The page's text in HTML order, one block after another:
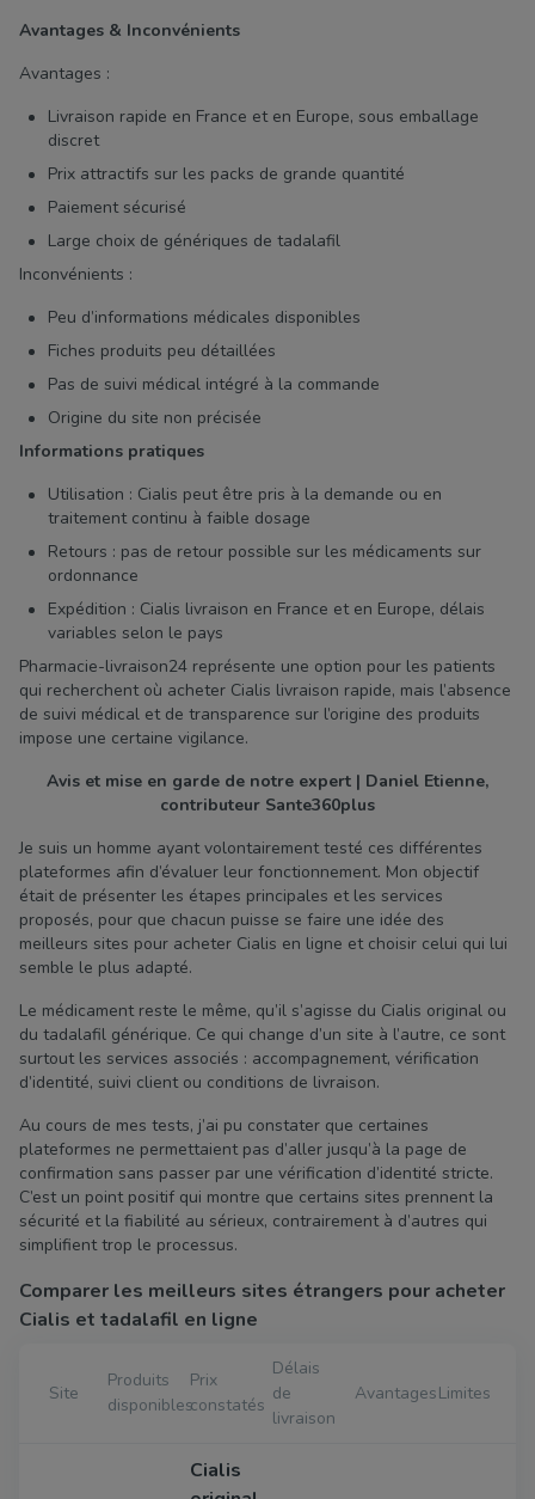
Avantages & Inconvénients
Avantages :
Livraison rapide en France et en Europe, sous emballage
discret
Prix attractifs sur les packs de grande quantité
Paiement sécurisé
Large choix de génériques de tadalafil
Inconvénients :
Peu d’informations médicales disponibles
Fiches produits peu détaillées
Pas de suivi médical intégré à la commande
Origine du site non précisée
Informations pratiques
Utilisation : Cialis peut être pris à la demande ou en
traitement continu à faible dosage
Retours : pas de retour possible sur les médicaments sur
ordonnance
Expédition : Cialis livraison en France et en Europe, délais
variables selon le pays
Pharmacie-livraison24 représente une option pour les patients
qui recherchent où acheter Cialis livraison rapide, mais l’absence
de suivi médical et de transparence sur l’origine des produits
impose une certaine vigilance.
Avis et mise en garde de notre expert | Daniel Etienne,
contributeur Sante360plus
Je suis un homme ayant volontairement testé ces différentes
plateformes afin d’évaluer leur fonctionnement. Mon objectif
était de présenter les étapes principales et les services
proposés, pour que chacun puisse se faire une idée des
meilleurs sites pour acheter Cialis en ligne et choisir celui qui lui
semble le plus adapté.
Le médicament reste le même, qu’il s’agisse du Cialis original ou
du tadalafil générique. Ce qui change d’un site à l’autre, ce sont
surtout les services associés : accompagnement, vérification
d’identité, suivi client ou conditions de livraison.
Au cours de mes tests, j’ai pu constater que certaines
plateformes ne permettaient pas d’aller jusqu’à la page de
confirmation sans passer par une vérification d’identité stricte.
C’est un point positif qui montre que certains sites prennent la
sécurité et la fiabilité au sérieux, contrairement à d’autres qui
simplifient trop le processus.
Comparer les meilleurs sites étrangers pour acheter
Cialis et tadalafil en ligne
Site
Produits
disponibles
Prix
constatés
Délais
de
livraison
AvantagesLimites
Cialis